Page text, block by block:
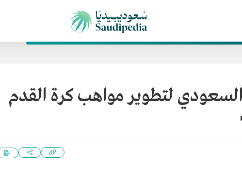
السعودي لتطوير مواهب كرة القدم